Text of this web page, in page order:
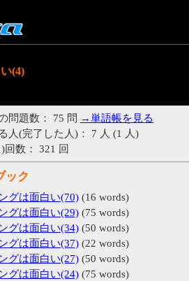
(4)
問題数： 75 問 →単語帳を見る
人(完了した人)： 7 人 (1 人)
回数： 321 回
ック
グは面白い(70) (16 words)
グは面白い(29) (75 words)
グは面白い(34) (50 words)
グは面白い(37) (22 words)
グは面白い(27) (50 words)
グは面白い(24) (75 words)